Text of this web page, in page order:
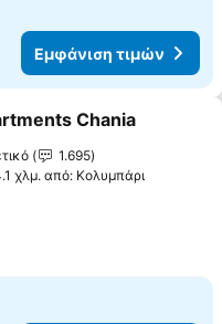
Εμφάνιση τιμών
στα αγαπημένα
Chania
1.695
χλμ. από: Κολυμπάρι